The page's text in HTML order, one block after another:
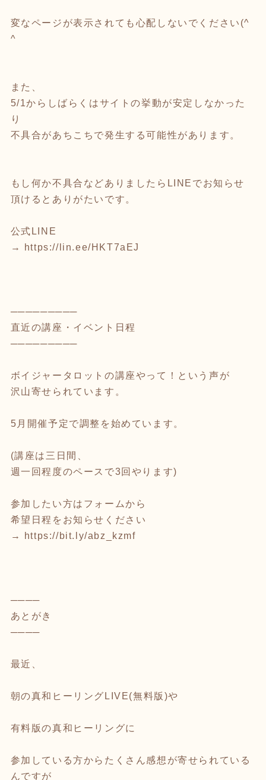
変なページが表示されても心配しないでください(^
^ゞ
また、
5/1からしばらくはサイトの挙動が安定しなかった
り
不具合があちこちで発生する可能性があります。
もし何か不具合などありましたらLINEでお知らせ
頂けるとありがたいです。
公式LINE
→
https://lin.ee/HKT7aEJ
─────────
直近の講座・イベント日程
─────────
ボイジャータロットの講座やって！という声が
沢山寄せられています。
5月開催予定で調整を始めています。
(講座は三日間、
週一回程度のペースで3回やります)
参加したい方はフォームから
希望日程をお知らせください
→
https://bit.ly/abz_kzmf
────
あとがき
────
最近、
朝の真和ヒーリングLIVE(無料版)や
有料版の真和ヒーリングに
参加している方からたくさん感想が寄せられている
んですが